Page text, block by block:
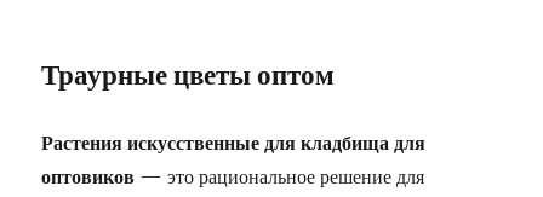
Траурные цветы оптом
Растения искусственные для кладбища для
оптовиков — это рациональное решение для